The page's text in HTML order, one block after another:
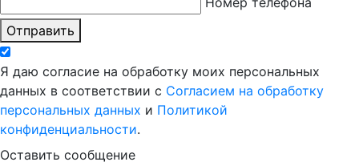
Отправить
Я даю согласие на обработку моих персональных
данных в соответствии с Согласием на обработку
персональных данных и Политикой
конфиденциальности.
Оставить сообщение